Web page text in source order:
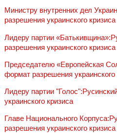
Министру внутренних дел
разрешения украинского кризиса
Лидеру партии
разрешения украинского кризиса
Председателю «Европейская
формат разрешения украинского
Лидеру партии
украинского кризиса
Главе Национального
разрешения украинского кризиса